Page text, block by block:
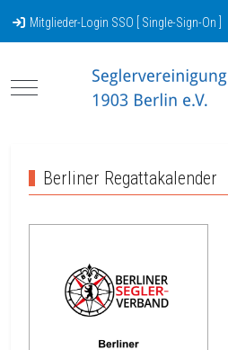
Mitglieder-Login SSO [ Single-Sign-On ]
Mobile Menu Toggle
Berliner Regattakalender